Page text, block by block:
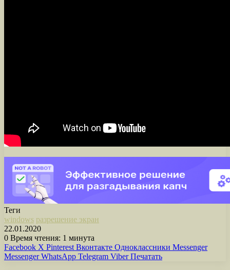
Теги
windows разрешение экран
22.01.2020
0 Время чтения: 1 минута
Facebook X Pinterest Вконтакте Одноклассники Messenger
Messenger WhatsApp Telegram Viber Печатать